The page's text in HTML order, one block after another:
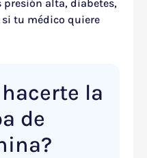
alta, diabetes,
tu médico quiere
la
de